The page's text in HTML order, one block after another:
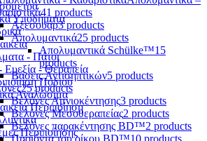
Υποδήματα
- Πάτοι
- Θεραπεία
Ποδιού
Αναλώσιμα
Περιποίηση
Περιποίησης
41 products
Αξεσουάρ3 products
Απολυμαντικά25 products
Απολυμαντικά Schülke™15
products
Βάσεις Αντισηπτικών5 products
25 products
Βελόνες Αμνιοκέντησης3 products
Βελόνες Μεσοθεραπείας2 products
Βελόνες παρακέντησης BD™2 products
Προϊόντα του οίκου BD™10 products